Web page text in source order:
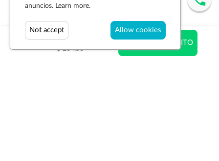
$ 133.99
$ 204.56
AÑADIR AL CARRITO
anuncios. Learn more.
Allow cookies
Not accept